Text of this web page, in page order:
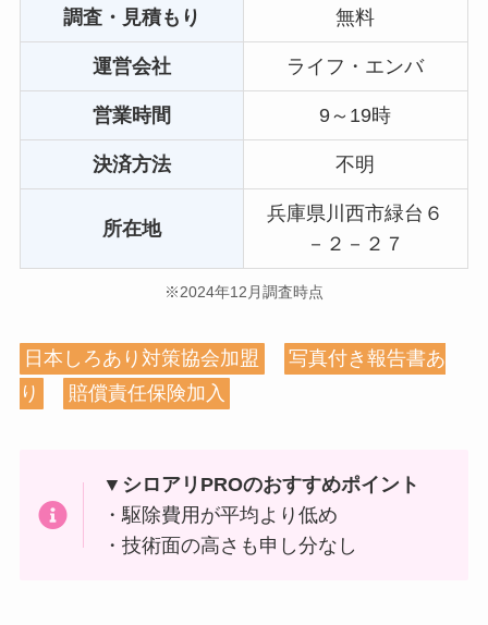
調査・見積もり 無料
運営会社 ライフ・エンバ
営業時間 9～19時
決済方法 不明
所在地
兵庫県川西市緑台６
－２－２７
※2024年12月調査時点
日本しろあり対策協会加盟
写真付き報告書あ
り
賠償責任保険加入
▼シロアリPROのおすすめポイント
・駆除費用が平均より低め
・技術面の高さも申し分なし